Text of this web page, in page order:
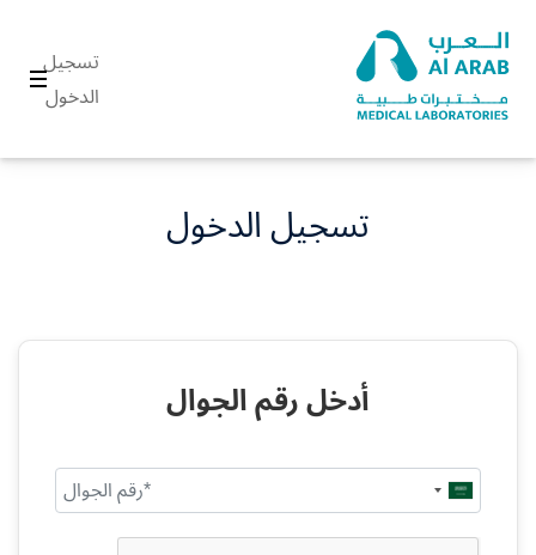
تسجيل
الدخول
تسجيل الدخول
أدخل رقم الجوال
Saudi
Arabia